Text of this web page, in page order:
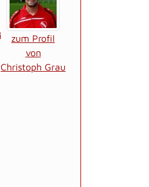
zum Profil
von
Christoph Grau